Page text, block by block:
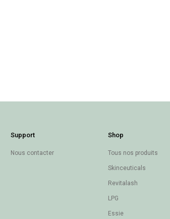
Support
Nous contacter
Shop
Tous nos produits
Skinceuticals
Revitalash
LPG
Essie